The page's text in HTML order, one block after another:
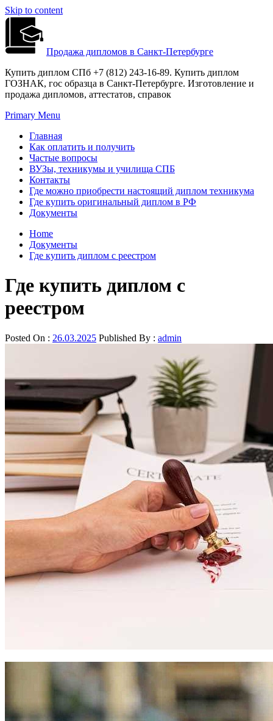
Skip to content
Продажа дипломов в Санкт-Петербурге
Купить диплом СПб +7 (812) 243-16-89. Купить диплом
ГОЗНАК, гос образца в Санкт-Петербурге. Изготовление и
продажа дипломов, аттестатов, справок
Primary Menu
Главная
Как оплатить и получить
Частые вопросы
ВУЗы, техникумы и училища СПБ
Контакты
Где можно приобрести настоящий диплом техникума
Где купить оригинальный диплом в РФ
Документы
Home
Документы
Где купить диплом с реестром
Где купить диплом с
реестром
Posted On : 26.03.2025 Published By : admin